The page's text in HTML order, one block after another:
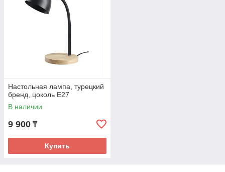
Настольная лампа, турецкий
бренд, цоколь Е27
В наличии
9 900 ₸
Купить